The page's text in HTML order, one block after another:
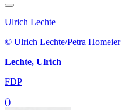
Ulrich Lechte
© Ulrich Lechte/Petra Homeier
Lechte, Ulrich
FDP
()